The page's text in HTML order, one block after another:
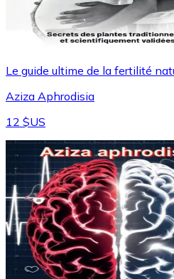
Le guide ultime de la fertilité
Aziza Aphrodisia
12 $US